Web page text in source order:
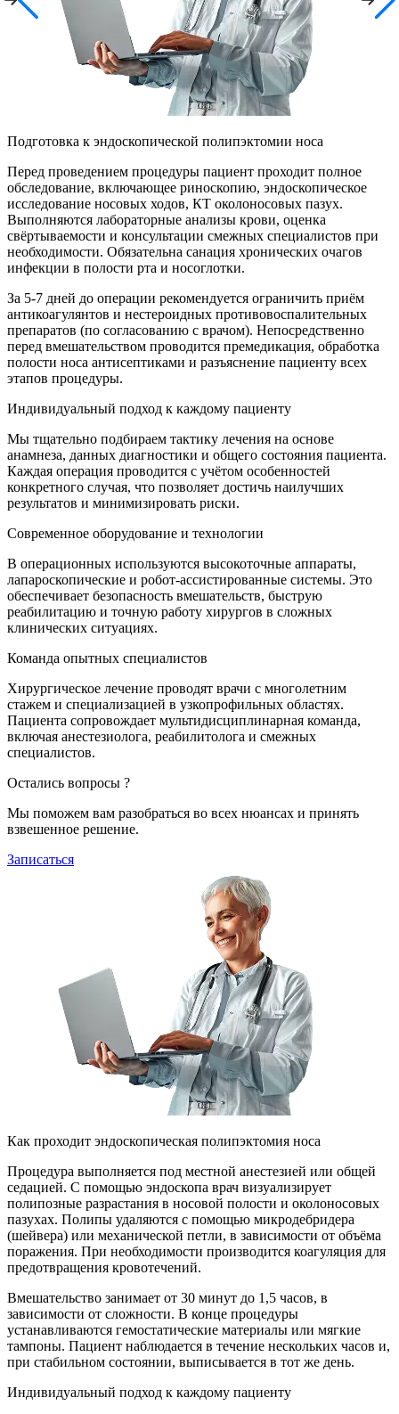
Подготовка к эндоскопической полипэктомии носа
Перед проведением процедуры пациент проходит полное
обследование, включающее риноскопию, эндоскопическое
исследование носовых ходов, КТ околоносовых пазух.
Выполняются лабораторные анализы крови, оценка
свёртываемости и консультации смежных специалистов при
необходимости. Обязательна санация хронических очагов
инфекции в полости рта и носоглотки.
За 5-7 дней до операции рекомендуется ограничить приём
антикоагулянтов и нестероидных противовоспалительных
препаратов (по согласованию с врачом). Непосредственно
перед вмешательством проводится премедикация, обработка
полости носа антисептиками и разъяснение пациенту всех
этапов процедуры.
Индивидуальный подход к каждому пациенту
Мы тщательно подбираем тактику лечения на основе
анамнеза, данных диагностики и общего состояния пациента.
Каждая операция проводится с учётом особенностей
конкретного случая, что позволяет достичь наилучших
результатов и минимизировать риски.
Современное оборудование и технологии
В операционных используются высокоточные аппараты,
лапароскопические и робот-ассистированные системы. Это
обеспечивает безопасность вмешательств, быструю
реабилитацию и точную работу хирургов в сложных
клинических ситуациях.
Команда опытных специалистов
Хирургическое лечение проводят врачи с многолетним
стажем и специализацией в узкопрофильных областях.
Пациента сопровождает мультидисциплинарная команда,
включая анестезиолога, реабилитолога и смежных
специалистов.
Остались вопросы ?
Мы поможем вам разобраться во всех нюансах и принять
взвешенное решение.
Записаться
Как проходит эндоскопическая полипэктомия носа
Процедура выполняется под местной анестезией или общей
седацией. С помощью эндоскопа врач визуализирует
полипозные разрастания в носовой полости и околоносовых
пазухах. Полипы удаляются с помощью микродебридера
(шейвера) или механической петли, в зависимости от объёма
поражения. При необходимости производится коагуляция для
предотвращения кровотечений.
Вмешательство занимает от 30 минут до 1,5 часов, в
зависимости от сложности. В конце процедуры
устанавливаются гемостатические материалы или мягкие
тампоны. Пациент наблюдается в течение нескольких часов и,
при стабильном состоянии, выписывается в тот же день.
Индивидуальный подход к каждому пациенту